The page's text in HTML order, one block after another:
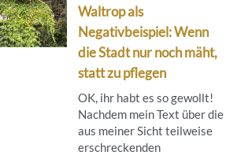
Waltrop als
Negativbeispiel: Wenn
die Stadt nur noch mäht,
statt zu pflegen
OK, ihr habt es so gewollt!
Nachdem mein Text über die
aus meiner Sicht teilweise
erschreckenden